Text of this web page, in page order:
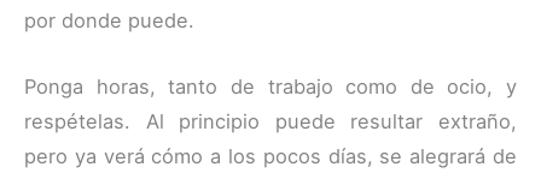
por donde puede.
Ponga horas, tanto de trabajo como de ocio, y
respételas. Al principio puede resultar extraño,
pero ya verá cómo a los pocos días, se alegrará de